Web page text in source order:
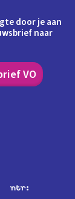
door je aan
naar
VO